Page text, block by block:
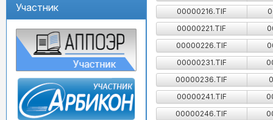
Участник
00000216.TIF
00000221.TIF
00000226.TIF
00000231.TIF
00000236.TIF
00000241.TIF
00000246.TIF